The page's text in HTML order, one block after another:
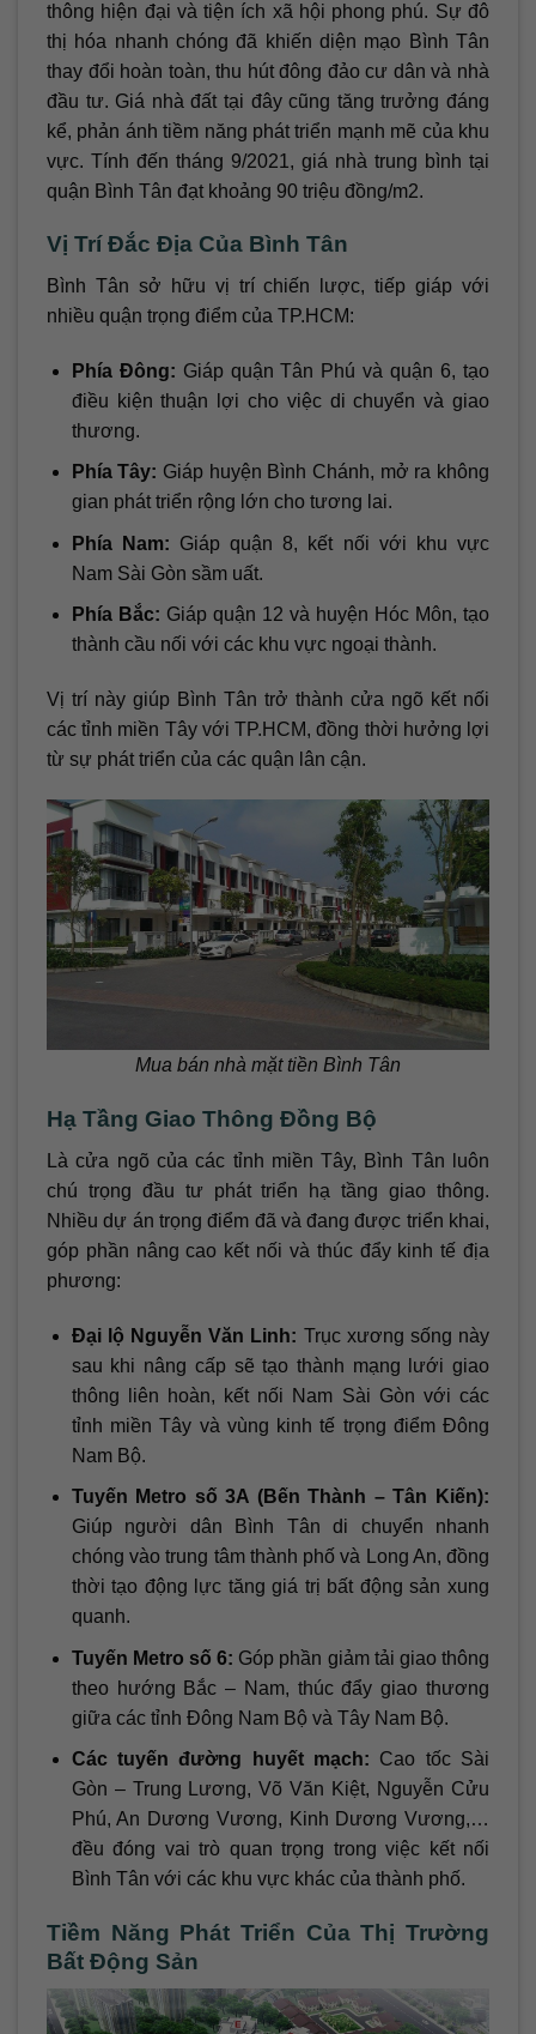
thông hiện đại và tiện ích xã hội phong phú. Sự đô
thị hóa nhanh chóng đã khiến diện mạo Bình Tân
thay đổi hoàn toàn, thu hút đông đảo cư dân và nhà
đầu tư. Giá nhà đất tại đây cũng tăng trưởng đáng
kể, phản ánh tiềm năng phát triển mạnh mẽ của khu
vực. Tính đến tháng 9/2021, giá nhà trung bình tại
quận Bình Tân đạt khoảng 90 triệu đồng/m2.
Vị Trí Đắc Địa Của Bình Tân
Bình Tân sở hữu vị trí chiến lược, tiếp giáp với
nhiều quận trọng điểm của TP.HCM:
Phía Đông: Giáp quận Tân Phú và quận 6, tạo
điều kiện thuận lợi cho việc di chuyển và giao
thương.
Phía Tây: Giáp huyện Bình Chánh, mở ra không
gian phát triển rộng lớn cho tương lai.
Phía Nam: Giáp quận 8, kết nối với khu vực
Nam Sài Gòn sầm uất.
Phía Bắc: Giáp quận 12 và huyện Hóc Môn, tạo
thành cầu nối với các khu vực ngoại thành.
Vị trí này giúp Bình Tân trở thành cửa ngõ kết nối
các tỉnh miền Tây với TP.HCM, đồng thời hưởng lợi
từ sự phát triển của các quận lân cận.
Mua bán nhà mặt tiền Bình Tân
Hạ Tầng Giao Thông Đồng Bộ
Là cửa ngõ của các tỉnh miền Tây, Bình Tân luôn
chú trọng đầu tư phát triển hạ tầng giao thông.
Nhiều dự án trọng điểm đã và đang được triển khai,
góp phần nâng cao kết nối và thúc đẩy kinh tế địa
phương:
Đại lộ Nguyễn Văn Linh: Trục xương sống này
sau khi nâng cấp sẽ tạo thành mạng lưới giao
thông liên hoàn, kết nối Nam Sài Gòn với các
tỉnh miền Tây và vùng kinh tế trọng điểm Đông
Nam Bộ.
Tuyến Metro số 3A (Bến Thành – Tân Kiến):
Giúp người dân Bình Tân di chuyển nhanh
chóng vào trung tâm thành phố và Long An, đồng
thời tạo động lực tăng giá trị bất động sản xung
quanh.
Tuyến Metro số 6: Góp phần giảm tải giao thông
theo hướng Bắc – Nam, thúc đẩy giao thương
giữa các tỉnh Đông Nam Bộ và Tây Nam Bộ.
Các tuyến đường huyết mạch: Cao tốc Sài
Gòn – Trung Lương, Võ Văn Kiệt, Nguyễn Cửu
Phú, An Dương Vương, Kinh Dương Vương,…
đều đóng vai trò quan trọng trong việc kết nối
Bình Tân với các khu vực khác của thành phố.
Tiềm Năng Phát Triển Của Thị Trường
Bất Động Sản